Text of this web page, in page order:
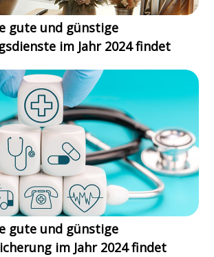
gute und günstige
im Jahr 2024 findet
gute und günstige
im Jahr 2024 findet